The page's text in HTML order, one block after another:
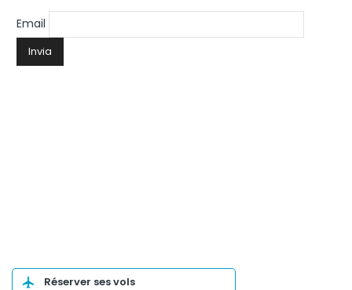
Email
Réserver ses vols